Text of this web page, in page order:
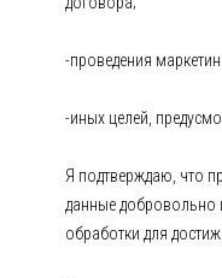
-проведения
-иных целей,
Я подтверждаю, что
данные добровольно
обработки для